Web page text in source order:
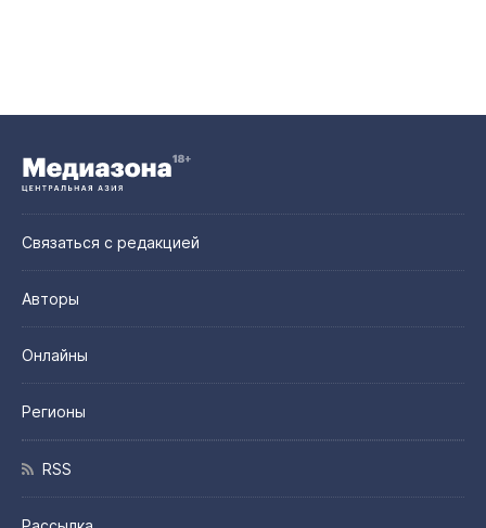
Связаться с редакцией
Авторы
Онлайны
Регионы
RSS